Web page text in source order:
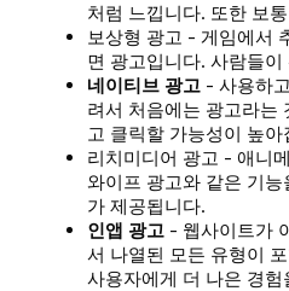
처럼 느낍니다. 또한 보
보상형 광고 - 게임에서
면 광고입니다. 사람들
네이티브 광고 - 사용하
려서 처음에는 광고라는
고 클릭할 가능성이 높아
리치미디어 광고 - 애니
와이프 광고와 같은 기
가 제공됩니다.
인앱 광고 - 웹사이트가
서 나열된 모든 유형이
사용자에게 더 나은 경